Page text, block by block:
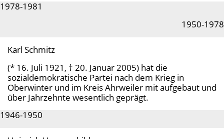
1978-1981
1950-1978
Karl Schmitz
(* 16. Juli 1921, † 20. Januar 2005) hat die
sozialdemokratische Partei nach dem Krieg in
Oberwinter und im Kreis Ahrweiler mit aufgebaut und
über Jahrzehnte wesentlich geprägt.
1946-1950